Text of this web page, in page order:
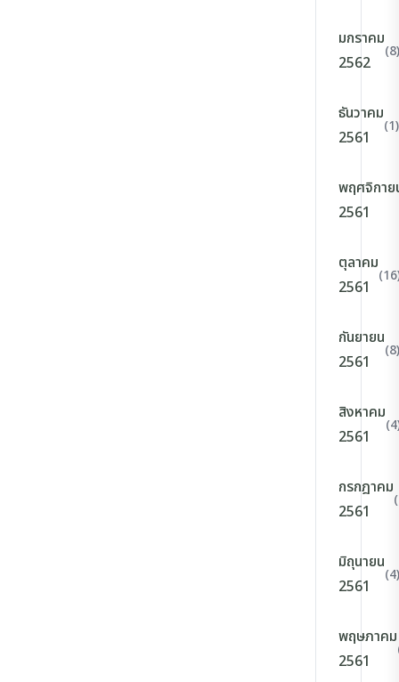
มกราคม
2562
(8)
ธันวาคม
2561
(1)
พฤศจิกาย
2561
ตุลาคม
2561
กันยายน
2561
(8)
สิงหาคม
2561
กรกฎาคม
2561
มิถุนายน
2561
(4)
พฤษภาคม
2561